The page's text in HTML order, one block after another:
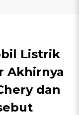
Listrik
Akhirnya
dan